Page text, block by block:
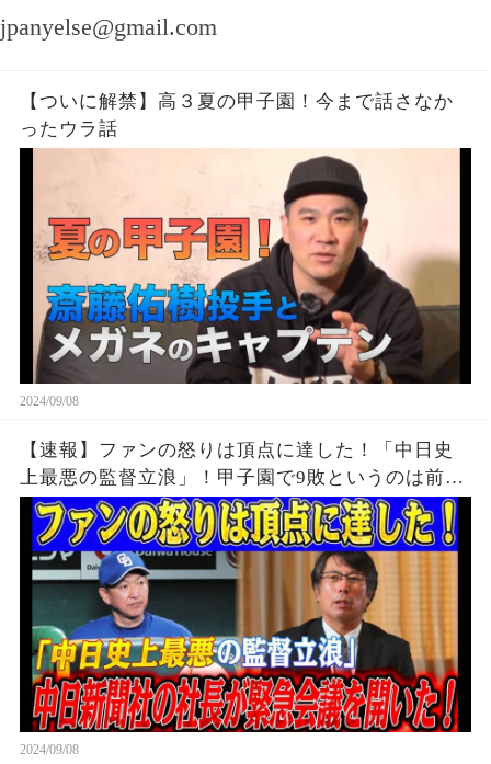
jpanyelse@gmail.com
【ついに解禁】高３夏の甲子園！今まで話さなか
ったウラ話
2024/09/08
【速報】ファンの怒りは頂点に達した！「中日史
上最悪の監督立浪」！甲子園で9敗というのは前代
未聞の屈辱だ！中日新聞社の社長が緊急会議を開
いた！！
2024/09/08